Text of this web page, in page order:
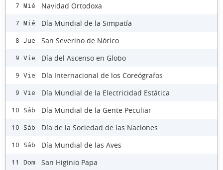
7 Mié Navidad Ortodoxa
7 Mié Día Mundial de la Simpatía
8 Jue San Severino de Nórico
9 Vie Día del Ascenso en Globo
9 Vie Día Internacional de los Coreógrafos
9 Vie Día Mundial de la Electricidad Estática
10 Sáb Día Mundial de la Gente Peculiar
10 Sáb Día de la Sociedad de las Naciones
10 Sáb Día Mundial de las Aves
11 Dom San Higinio Papa